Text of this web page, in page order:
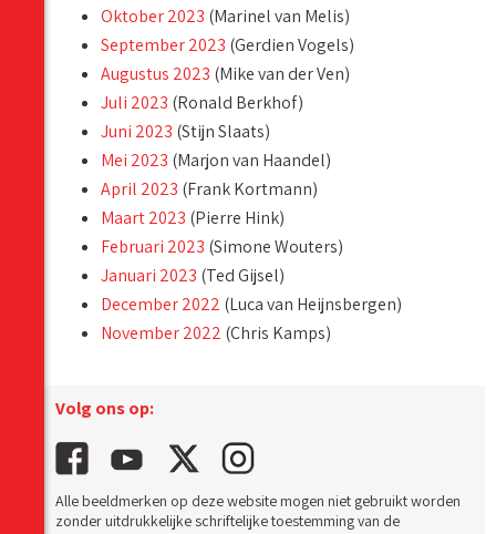
Oktober 2023 (Marinel van Melis)
September 2023 (Gerdien Vogels)
Augustus 2023 (Mike van der Ven)
Juli 2023 (Ronald Berkhof)
Juni 2023 (Stijn Slaats)
Mei 2023 (Marjon van Haandel)
April 2023 (Frank Kortmann)
Maart 2023 (Pierre Hink)
Februari 2023 (Simone Wouters)
Januari 2023 (Ted Gijsel)
December 2022 (Luca van Heijnsbergen)
November 2022 (Chris Kamps)
Volg ons op:
Alle beeldmerken op deze website mogen niet gebruikt worden
zonder uitdrukkelijke schriftelijke toestemming van de